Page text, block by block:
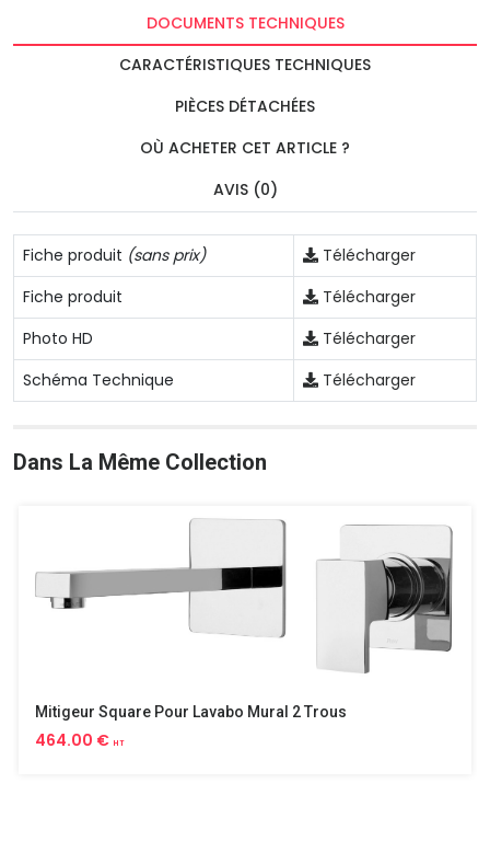
DOCUMENTS TECHNIQUES
CARACTÉRISTIQUES TECHNIQUES
PIÈCES DÉTACHÉES
OÙ ACHETER CET ARTICLE ?
AVIS (0)
Fiche produit (sans prix)
Télécharger
Fiche produit
Télécharger
Photo HD
Télécharger
Schéma Technique
Télécharger
Dans La Même Collection
Mitigeur Square Pour Lavabo Mural 2 Trous
464.00 € HT